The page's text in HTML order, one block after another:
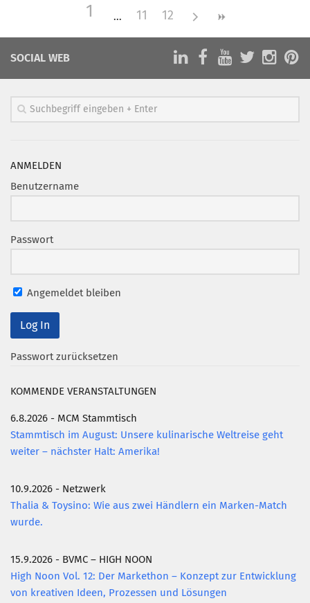
1 11 12
SOCIAL WEB
ANMELDEN
Benutzername
Passwort
Angemeldet bleiben
Passwort zurücksetzen
KOMMENDE VERANSTALTUNGEN
6.8.2026 - MCM Stammtisch
Stammtisch im August: Unsere kulinarische Weltreise geht
weiter – nächster Halt: Amerika!
10.9.2026 - Netzwerk
Thalia & Toysino: Wie aus zwei Händlern ein Marken-Match
wurde.
15.9.2026 - BVMC – HIGH NOON
High Noon Vol. 12: Der Markethon – Konzept zur Entwicklung
von kreativen Ideen, Prozessen und Lösungen